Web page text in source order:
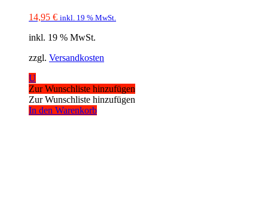
14,95 € inkl. 19 % MwSt.
inkl. 19 % MwSt.
zzgl. Versandkosten
U
Zur Wunschliste hinzufügen
Zur Wunschliste hinzufügen
In den Warenkorb